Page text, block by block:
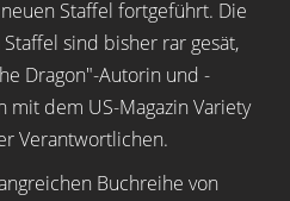
Staffel fortgeführt. Die
sind bisher rar gesät,
Dragon"-Autorin und -
mit dem US-Magazin Variety
Verantwortlichen.
Buchreihe von